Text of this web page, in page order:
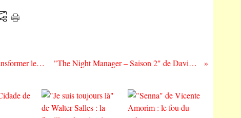
"Endeavours" de Joseph Martone : transformer les références en une véritable identité "The Night Manager – Saison 2" de David Farr : from Colombia with love